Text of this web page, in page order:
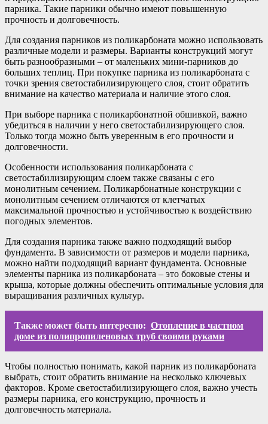
парника. Такие парники обычно имеют повышенную
прочность и долговечность.
Для создания парников из поликарбоната можно использовать
различные модели и размеры. Варианты конструкций могут
быть разнообразными – от маленьких мини-парников до
больших теплиц. При покупке парника из поликарбоната с
точки зрения светостабилизирующего слоя, стоит обратить
внимание на качество материала и наличие этого слоя.
При выборе парника с поликарбонатной обшивкой, важно
убедиться в наличии у него светостабилизирующего слоя.
Только тогда можно быть уверенным в его прочности и
долговечности.
Особенности использования поликарбоната с
светостабилизирующим слоем также связаны с его
монолитным сечением. Поликарбонатные конструкции с
монолитным сечением отличаются от клетчатых
максимальной прочностью и устойчивостью к воздействию
погодных элементов.
Для создания парника также важно подходящий выбор
фундамента. В зависимости от размеров и модели парника,
можно найти подходящий вариант фундамента. Основные
элементы парника из поликарбоната – это боковые стены и
крыша, которые должны обеспечить оптимальные условия для
выращивания различных культур.
Также может быть интересно: Отопление в частном
доме из полипропиленовых труб своими руками
Чтобы полностью понимать, какой парник из поликарбоната
выбрать, стоит обратить внимание на несколько ключевых
факторов. Кроме светостабилизирующего слоя, важно учесть
размеры парника, его конструкцию, прочность и
долговечность материала.